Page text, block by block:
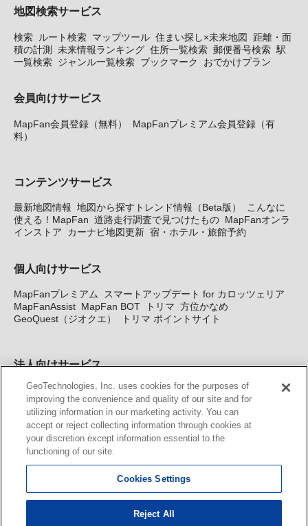
地図検索サービス
検索 ルート検索 マップツール 住まい探し×未来地図
距離・面
積の計測
未来情報ランキング 住所一覧検索 郵便番号検索 駅
一覧検索 ジャンル一覧検索 ブックマーク おでかけプラン
会員向けサービス
MapFan会員登録（無料）
MapFanプレミアム会員登録（有
料）
コンテンツサービス
最新地図情報 地図から探すトレンド情報（Beta版）
こんなに
使える！MapFan 道路走行調査で見つけたもの MapFanオンラ
インストア
カーナビ地図更新 宿・ホテル・旅館予約
個人向けサービス
MapFanプレミアム
スマートアップデート for カロッツェリア
MapFanAssist MapFan BOT トリマ 方位かなめ
GeoQuest（ジオクエ）
トリマ ポイントサイト
法人向けサービス
法人向け地図・位置情報サービス WEBサイト・システム向け地
図API Windows PC向け地図開発キット MapFan DB 住所確認
サービス
MAP WORLD+ トリマ広告 Geo-Research
カーナビ地図更新サービス
MapFan スマートメンバーズ
KENWOOD MapFan Club
GeoTechnologies, Inc. uses cookies for the purposes of
improving the convenience and quality of our site and for
utilizing information in our marketing activity. You can
accept or reject collecting information through cookies at
your discretion except information essential to the
functioning of our site.
Cookies Settings
Reject All